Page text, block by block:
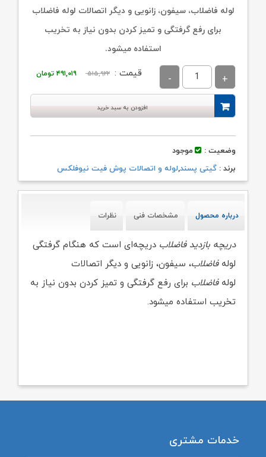
لوله فاضلاب، سیفون، زانویی و دیگر اتصالات لوله فاضلاب
برای رفع گرفتگی و تمیز کردن بدون نیاز به تخریب
استفاده میشود.
قیمت : ۵۱۵,۹۲۲
قیمت
اصلی:
۵۱۵,۹۲۲ تومان
۴۹۱,۰۱۹ تومان
افزودن به سبد خرید
وضعیت :
موجود
برند : گیتی پسند,لوله و اتصالات پوش فیت نیوفلکس
درباره محصول مشخصات فنی نظرات
دریچه بازدید فاضلاب دریچه‌ای است که هنگام گرفتگی
لولهفاضلاب، سیفون، زانویی و دیگر اتصالات
لولهفاضلاب برای رفع گرفتگی و تمیز کردن بدون نیاز به
تخریب استفاده میشود.
خدمات مشتری